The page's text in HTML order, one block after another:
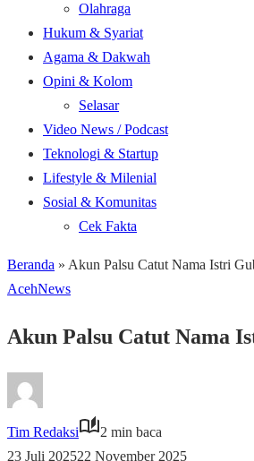
Olahraga
Hukum & Syariat
Agama & Dakwah
Opini & Kolom
Selasar
Video News / Podcast
Teknologi & Startup
Lifestyle & Milenial
Sosial & Komunitas
Cek Fakta
Beranda » Akun Palsu Catut Nama Istri
AcehNews
Akun Palsu Catut Nama
Tim Redaksi
2 min baca
23 Juli 202522 November 2025